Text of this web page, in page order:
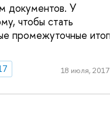
документов. У
чтобы стать
промежуточные
18 июля, 2017